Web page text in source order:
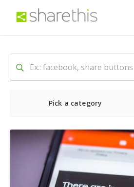
Pick a category
Ultime notizie